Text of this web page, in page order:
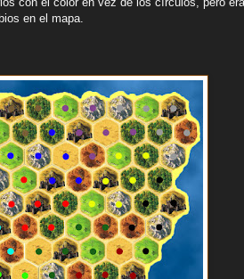
en el mapa.